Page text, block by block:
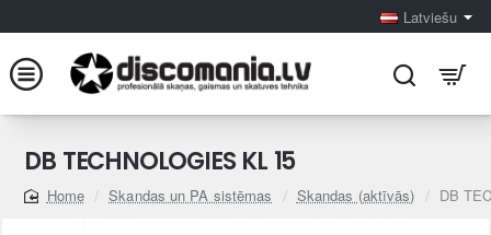
Latviešu
DB TECHNOLOGIES KL 15
home
Skandas un PA sistēmas Skandas (aktīvās) DB